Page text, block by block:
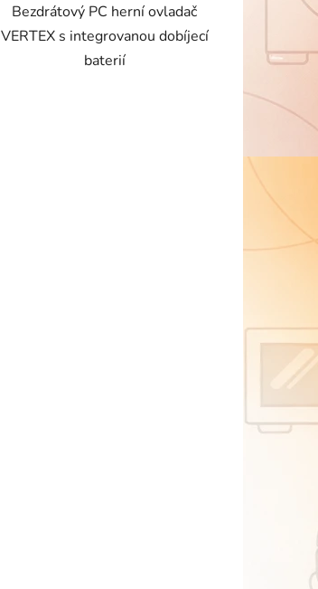
Bezdrátový PC herní ovladač
VERTEX s integrovanou dobíjecí
baterií